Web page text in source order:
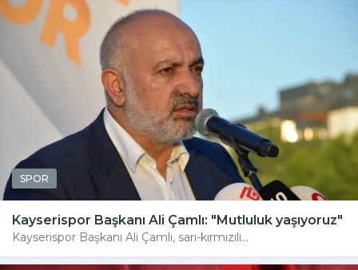
SPOR
Kayserispor Başkanı Ali Çamlı: "Mutluluk yaşıyoruz"
Kayserispor Başkanı Ali Çamlı, sarı-kırmızılı...